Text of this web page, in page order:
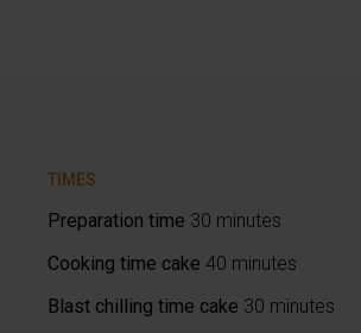
TIMES
Preparation time 30 minutes
Cooking time cake 40 minutes
Blast chilling time cake 30 minutes